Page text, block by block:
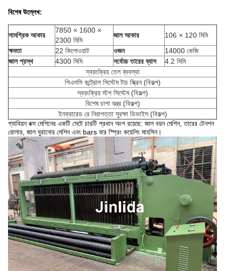
বিশেষ উল্লেখ:
সামগ্রিক আকার
7850 × 1600 ×
2300 মিমি
জাল আকার
106 × 120 মিমি
ক্ষমতা
22 কিলোওয়াট ওজন
14000 কেজি
জাল প্রস্থ
4300 মিমি সর্বোচ্চ তারের ব্যাস
4.2 মিমি
স্বয়ংক্রিয় তেল ব্যবস্থা
পিএলসি কন্ট্রোল সিস্টেম টাচ স্ক্রিন (বিকল্প)
স্বয়ংক্রিয় স্টপ সিস্টেম (বিকল্প)
বিশেষ চাপা যন্ত্র (বিকল্প)
ইনফ্রারেড রে নিরাপত্তা সুরক্ষা ডিভাইস (বিকল্প)
গ্যাবিয়ন বক্স মেশিনের একটি সেটে চারটি প্রধান অংশ রয়েছে: জাল বয়ন মেশিন, তারের টেনশন
রোলার, জাল ঘুরানোর মেশিন এবং bars বার স্প্রিং কয়েলিং মাহসিন।